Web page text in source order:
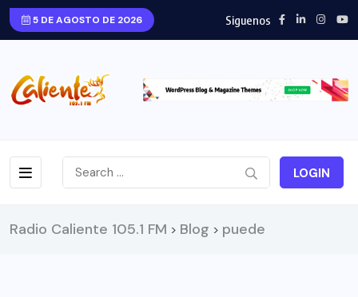
5 DE AGOSTO DE 2026 Siguenos
LOGIN
Radio Caliente 105.1 FM > Blog > puede